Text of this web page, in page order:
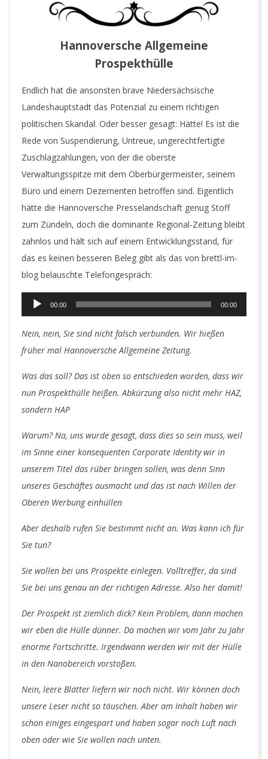
Hannoversche Allgemeine
Prospekthülle
Endlich hat die ansonsten brave Niedersächsische
Landeshauptstadt das Potenzial zu einem richtigen
politischen Skandal. Oder besser gesagt: Hätte! Es ist die
Rede von Suspendierung, Untreue, ungerechtfertigte
Zuschlagzahlungen, von der die oberste
Verwaltungsspitze mit dem Oberbürgermeister, seinem
Büro und einem Dezernenten betroffen sind. Eigentlich
hätte die Hannoversche Presselandschaft genug Stoff
zum Zündeln, doch die dominante Regional-Zeitung bleibt
zahnlos und hält sich auf einem Entwicklungsstand, für
das es keinen besseren Beleg gibt als das von brettl-im-
blog belauschte Telefongespräch:
Audio-
Player
00:00 00:00
Nein, nein, Sie sind nicht falsch verbunden. Wir hießen
früher mal Hannoversche Allgemeine Zeitung.
Was das soll? Das ist oben so entschieden worden, dass wir
nun Prospekthülle heißen. Abkürzung also nicht mehr HAZ,
sondern HAP
Warum? Na, uns wurde gesagt, dass dies so sein muss, weil
im Sinne einer konsequenten Corporate Identity wir in
unserem Titel das rüber bringen sollen, was denn Sinn
unseres Geschäftes ausmacht und das ist nach Willen der
Oberen Werbung einhüllen
Aber deshalb rufen Sie bestimmt nicht an. Was kann ich für
Sie tun?
Sie wollen bei uns Prospekte einlegen. Volltreffer, da sind
Sie bei uns genau an der richtigen Adresse. Also her damit!
Der Prospekt ist ziemlich dick? Kein Problem, dann machen
wir eben die Hülle dünner. Da machen wir vom Jahr zu Jahr
enorme Fortschritte. Irgendwann werden wir mit der Hülle
in den Nanobereich vorstoßen.
Nein, leere Blätter liefern wir noch nicht. Wir können doch
unsere Leser nicht so täuschen. Aber am Inhalt haben wir
schon einiges eingespart und haben sogar noch Luft nach
oben oder wie Sie wollen nach unten.